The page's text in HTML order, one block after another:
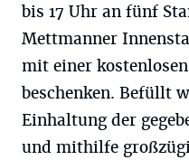
bis 17 Uhr an fünf
Mettmanner
mit einer
beschenken. Befüllt
Einhaltung der
und mithilfe